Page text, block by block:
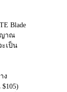
Blade
ญาณ
ะเป็น
ง